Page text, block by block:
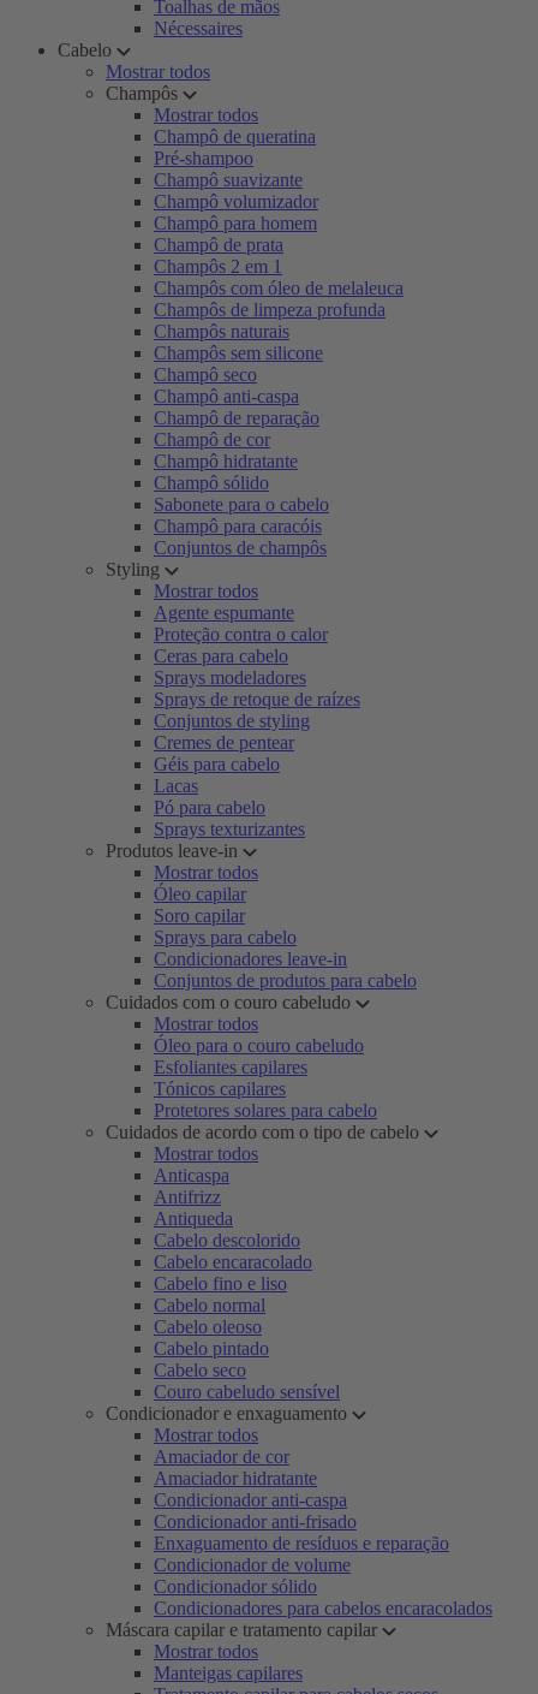
Toalhas de mãos
Nécessaires
Cabelo
Mostrar todos
Champôs
Mostrar todos
Champô de queratina
Pré-shampoo
Champô suavizante
Champô volumizador
Champô para homem
Champô de prata
Champôs 2 em 1
Champôs com óleo de melaleuca
Champôs de limpeza profunda
Champôs naturais
Champôs sem silicone
Champô seco
Champô anti-caspa
Champô de reparação
Champô de cor
Champô hidratante
Champô sólido
Sabonete para o cabelo
Champô para caracóis
Conjuntos de champôs
Styling
Mostrar todos
Agente espumante
Proteção contra o calor
Ceras para cabelo
Sprays modeladores
Sprays de retoque de raízes
Conjuntos de styling
Cremes de pentear
Géis para cabelo
Lacas
Pó para cabelo
Sprays texturizantes
Produtos leave-in
Mostrar todos
Óleo capilar
Soro capilar
Sprays para cabelo
Condicionadores leave-in
Conjuntos de produtos para cabelo
Cuidados com o couro cabeludo
Mostrar todos
Óleo para o couro cabeludo
Esfoliantes capilares
Tónicos capilares
Protetores solares para cabelo
Cuidados de acordo com o tipo de cabelo
Mostrar todos
Anticaspa
Antifrizz
Antiqueda
Cabelo descolorido
Cabelo encaracolado
Cabelo fino e liso
Cabelo normal
Cabelo oleoso
Cabelo pintado
Cabelo seco
Couro cabeludo sensível
Condicionador e enxaguamento
Mostrar todos
Amaciador de cor
Amaciador hidratante
Condicionador anti-caspa
Condicionador anti-frisado
Enxaguamento de resíduos e reparação
Condicionador de volume
Condicionador sólido
Condicionadores para cabelos encaracolados
Máscara capilar e tratamento capilar
Mostrar todos
Manteigas capilares